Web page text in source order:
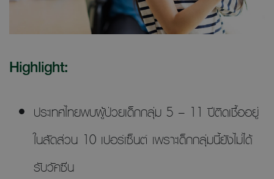
Highlight:
ประเทศไทยพบผู้ป่วยเด็กกลุ่ม 5 – 11 ปีติดเชื้ออยู่
ในสัดส่วน 10 เปอร์เซ็นต์ เพราะเด็กกลุ่มนี้ยังไม่ได้
รับวัคซีน